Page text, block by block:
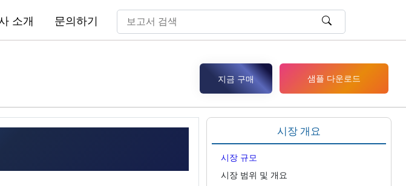
소개 문의하기
지금 구매 샘플 다운로드
시장 개요
시장 규모
시장 범위 및 개요